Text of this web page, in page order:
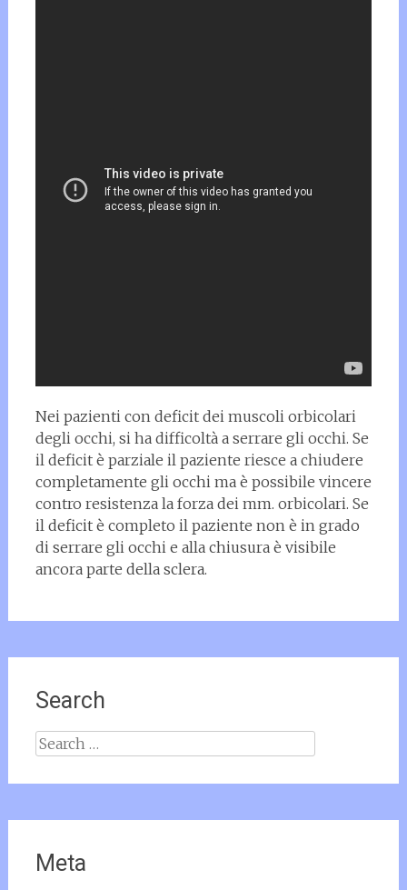
Nei pazienti con deficit dei muscoli orbicolari
degli occhi, si ha difficoltà a serrare gli occhi. Se
il deficit è parziale il paziente riesce a chiudere
completamente gli occhi ma è possibile vincere
contro resistenza la forza dei mm. orbicolari. Se
il deficit è completo il paziente non è in grado
di serrare gli occhi e alla chiusura è visibile
ancora parte della sclera.
Search
Search for:
Meta